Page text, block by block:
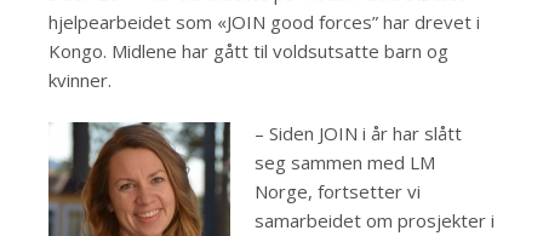
hjelpearbeidet som «JOIN good forces” har drevet i
Kongo. Midlene har gått til voldsutsatte barn og
kvinner.
– Siden JOIN i år har slått
seg sammen med LM
Norge, fortsetter vi
samarbeidet om prosjekter i